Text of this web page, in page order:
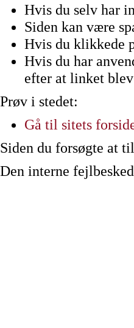
Hvis du selv har
Siden kan være
Hvis du klikkede
Hvis du har
efter at linket
Prøv i stedet:
Gå til sitets
Siden du forsøgte at
Den interne